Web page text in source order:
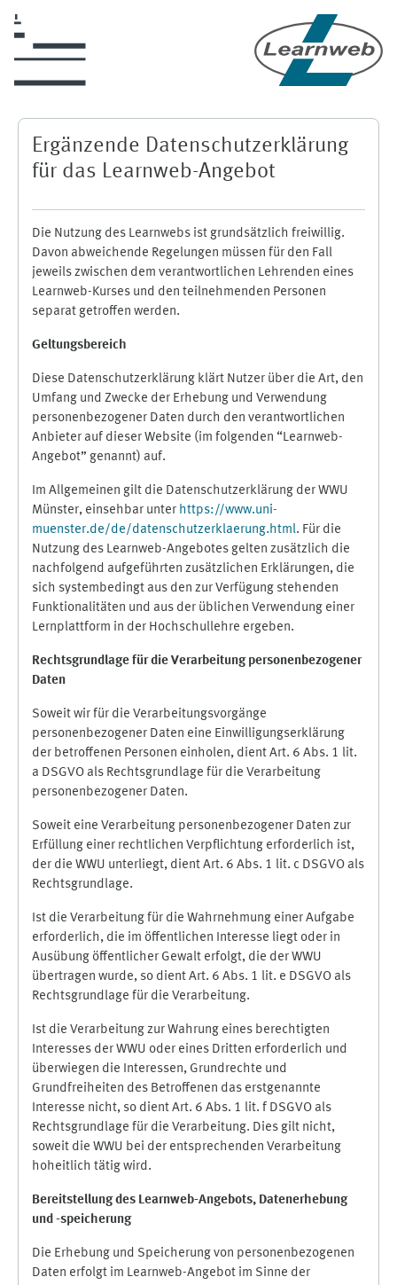
Ergänzende Datenschutzerklärung
für das Learnweb-Angebot
Die Nutzung des Learnwebs ist grundsätzlich freiwillig.
Davon abweichende Regelungen müssen für den Fall
jeweils zwischen dem verantwortlichen Lehrenden eines
Learnweb-Kurses und den teilnehmenden Personen
separat getroffen werden.
Geltungsbereich
Diese Datenschutzerklärung klärt Nutzer über die Art, den
Umfang und Zwecke der Erhebung und Verwendung
personenbezogener Daten durch den verantwortlichen
Anbieter auf dieser Website (im folgenden “Learnweb-
Angebot” genannt) auf.
Im Allgemeinen gilt die Datenschutzerklärung der WWU
Münster, einsehbar unter https://www.uni-
muenster.de/de/datenschutzerklaerung.html. Für die
Nutzung des Learnweb-Angebotes gelten zusätzlich die
nachfolgend aufgeführten zusätzlichen Erklärungen, die
sich systembedingt aus den zur Verfügung stehenden
Funktionalitäten und aus der üblichen Verwendung einer
Lernplattform in der Hochschullehre ergeben.
Rechtsgrundlage für die Verarbeitung personenbezogener
Daten
Soweit wir für die Verarbeitungsvorgänge
personenbezogener Daten eine Einwilligungserklärung
der betroffenen Personen einholen, dient Art. 6 Abs. 1 lit.
a DSGVO als Rechtsgrundlage für die Verarbeitung
personenbezogener Daten.
Soweit eine Verarbeitung personenbezogener Daten zur
Erfüllung einer rechtlichen Verpflichtung erforderlich ist,
der die WWU unterliegt, dient Art. 6 Abs. 1 lit. c DSGVO als
Rechtsgrundlage.
Ist die Verarbeitung für die Wahrnehmung einer Aufgabe
erforderlich, die im öffentlichen Interesse liegt oder in
Ausübung öffentlicher Gewalt erfolgt, die der WWU
übertragen wurde, so dient Art. 6 Abs. 1 lit. e DSGVO als
Rechtsgrundlage für die Verarbeitung.
Ist die Verarbeitung zur Wahrung eines berechtigten
Interesses der WWU oder eines Dritten erforderlich und
überwiegen die Interessen, Grundrechte und
Grundfreiheiten des Betroffenen das erstgenannte
Interesse nicht, so dient Art. 6 Abs. 1 lit. f DSGVO als
Rechtsgrundlage für die Verarbeitung. Dies gilt nicht,
soweit die WWU bei der entsprechenden Verarbeitung
hoheitlich tätig wird.
Bereitstellung des Learnweb-Angebots, Datenerhebung
und -speicherung
Die Erhebung und Speicherung von personenbezogenen
Daten erfolgt im Learnweb-Angebot im Sinne der